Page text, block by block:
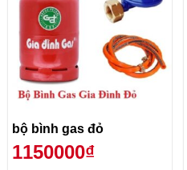
bộ bình gas đỏ
1150000₫